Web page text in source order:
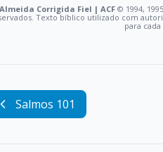
Almeida Corrigida Fiel | ACF©️ 1994,
Texto bíblico utilizado com
para cada
Salmos 101